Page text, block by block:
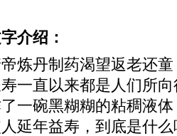
介绍：
丹制药渴望返老还童
一直以来都是人们所
一碗黑糊糊的粘稠液
延年益寿，到底是什